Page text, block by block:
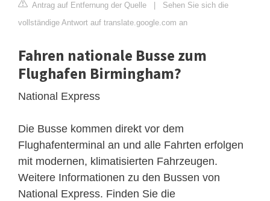
Antrag auf Entfernung der Quelle
Sehen Sie sich die
vollständige Antwort auf translate.google.com an
Fahren nationale Busse zum
Flughafen Birmingham?
National Express
Die Busse kommen direkt vor dem
Flughafenterminal an und alle Fahrten erfolgen
mit modernen, klimatisierten Fahrzeugen.
Weitere Informationen zu den Bussen von
National Express. Finden Sie die